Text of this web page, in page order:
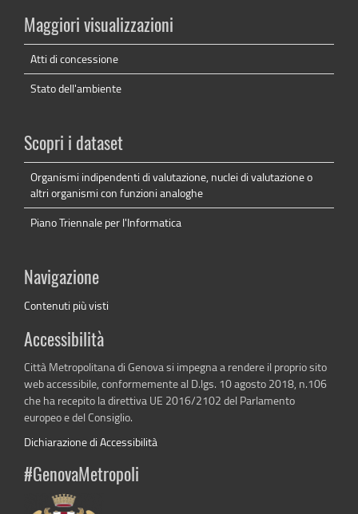
Maggiori visualizzazioni
Atti di concessione
Stato dell'ambiente
Scopri i dataset
Organismi indipendenti di valutazione, nuclei di valutazione o
altri organismi con funzioni analoghe
Piano Triennale per l'Informatica
Navigazione
Contenuti più visti
Accessibilità
Città Metropolitana di Genova si impegna a rendere il proprio sito
web accessibile, conformemente al D.lgs. 10 agosto 2018, n.106
che ha recepito la direttiva UE 2016/2102 del Parlamento
europeo e del Consiglio.
Dichiarazione di Accessibilità
#GenovaMetropoli